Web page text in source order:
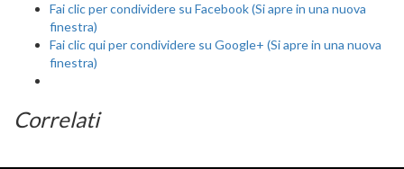
Fai clic per condividere su Facebook (Si apre in una nuova
finestra)
Fai clic qui per condividere su Google+ (Si apre in una nuova
finestra)
Correlati